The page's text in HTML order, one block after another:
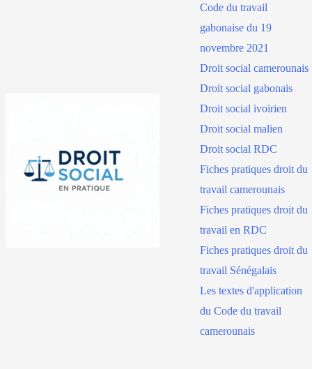
Code du travail
gabonaise du 19
novembre 2021
Droit social camerounais
Droit social gabonais
Droit social ivoirien
Droit social malien
Droit social RDC
Fiches pratiques droit du
travail camerounais
Fiches pratiques droit du
travail en RDC
Fiches pratiques droit du
travail Sénégalais
Les textes d'application
du Code du travail
camerounais